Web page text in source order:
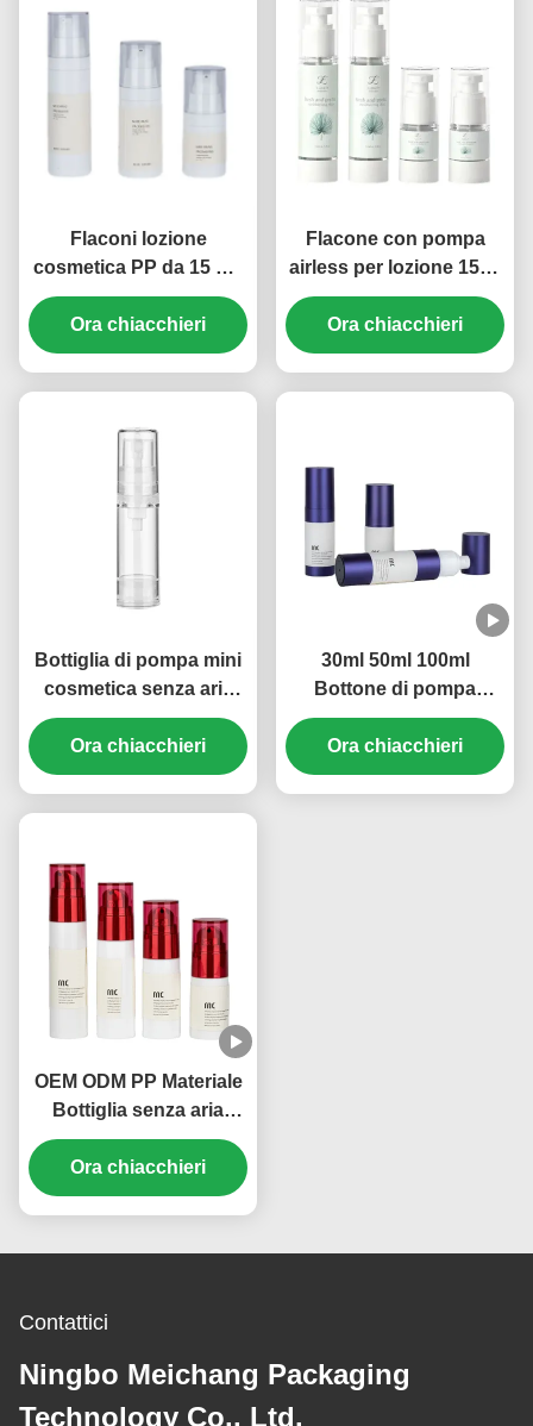
Flaconi lozione
cosmetica PP da 15 ml-
50 ml con pompa airless
vuoti multi-misura (MC-
243)
Ora chiacchieri
Flacone con pompa
airless per lozione 15ml
30ml 50ml 80ml 100ml
120ml Serigrafia (MC-
230)
Ora chiacchieri
Bottiglia di pompa mini
cosmetica senza aria
ricaricabile trasparente
da 10 ml a 5 ml Marca
OEM (MC-229)
Ora chiacchieri
30ml 50ml 100ml
Bottone di pompa
senza aria Logo
personalizzato Proof
Leak Construction (MC-
Ora chiacchieri
OEM ODM PP Materiale
Bottiglia senza aria
Cosmetica Imballaggio
20ml 30ml Volume (MC-
214)
Ora chiacchieri
Contattici
Ningbo Meichang Packaging
Technology Co., Ltd.